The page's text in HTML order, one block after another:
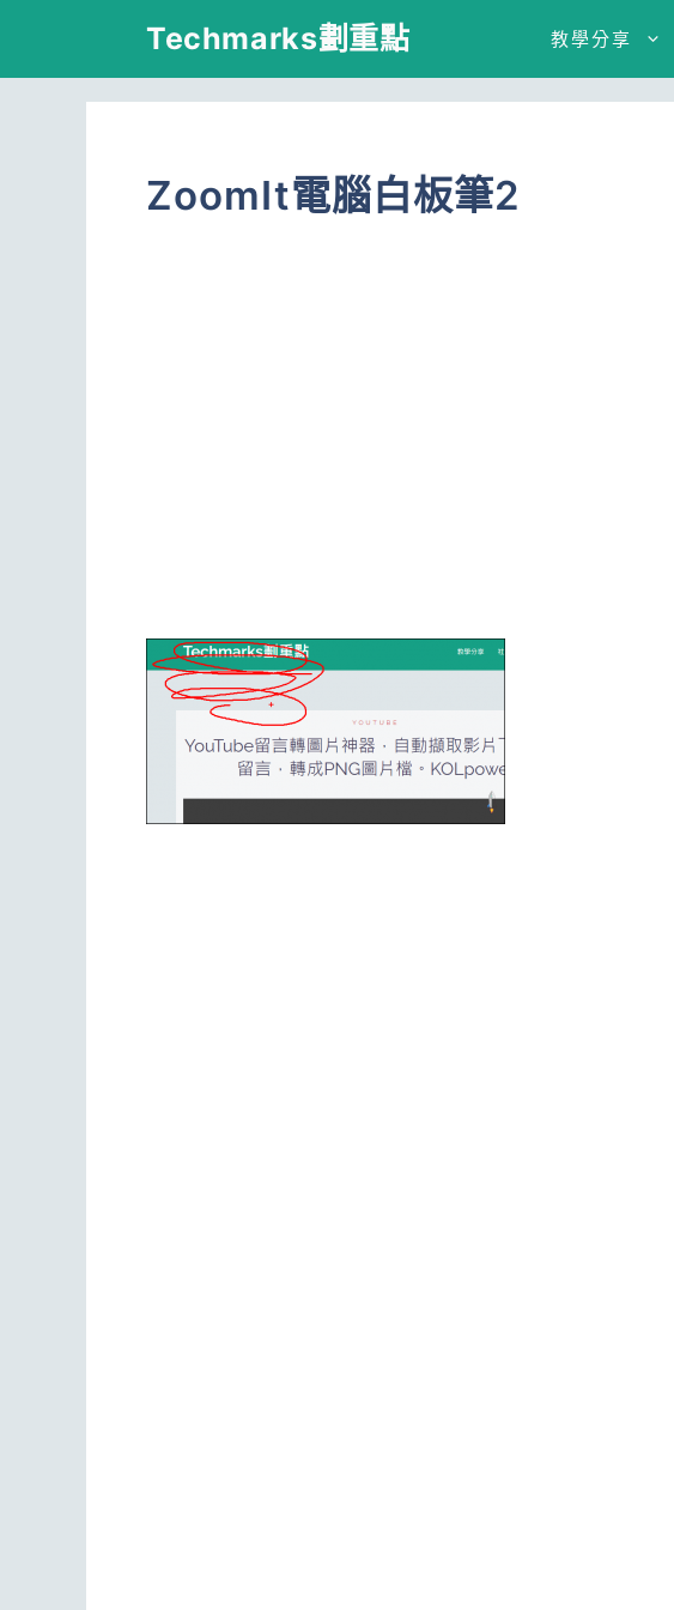
Techmarks劃重點 教學分享
ZoomIt電腦白板筆2